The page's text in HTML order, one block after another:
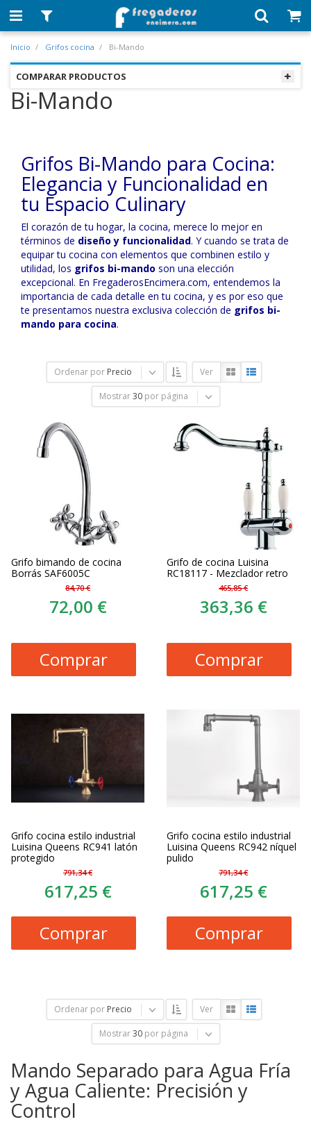
Inicio Grifos cocina Bi-Mando
COMPARAR PRODUCTOS
Bi-Mando
Grifos Bi-Mando para Cocina:
Elegancia y Funcionalidad en
tu Espacio Culinary
El corazón de tu hogar, la cocina, merece lo mejor en
términos de diseño y funcionalidad. Y cuando se trata de
equipar tu cocina con elementos que combinen estilo y
utilidad, los grifos bi-mando son una elección
excepcional. En FregaderosEncimera.com, entendemos la
importancia de cada detalle en tu cocina, y es por eso que
te presentamos nuestra exclusiva colección de grifos bi-
mando para cocina.
Ordenar por Precio Ver
Mostrar 30 por página
Grifo bimando de cocina
Borrás SAF6005C
84,70 €
72,00 €
Comprar
Grifo de cocina Luisina
RC18117 - Mezclador retro
465,85 €
363,36 €
Comprar
Grifo cocina estilo industrial
Luisina Queens RC941 latón
protegido
791,34 €
617,25 €
Comprar
Grifo cocina estilo industrial
Luisina Queens RC942 níquel
pulido
791,34 €
617,25 €
Comprar
Ordenar por Precio Ver
Mostrar 30 por página
Mando Separado para Agua Fría
y Agua Caliente: Precisión y
Control